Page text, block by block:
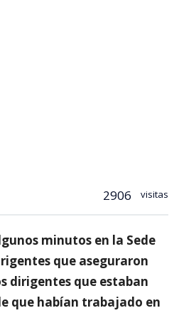
2906 visitas
minutos en la Sede
que aseguraron
dirigentes que estaban
que habían trabajado en